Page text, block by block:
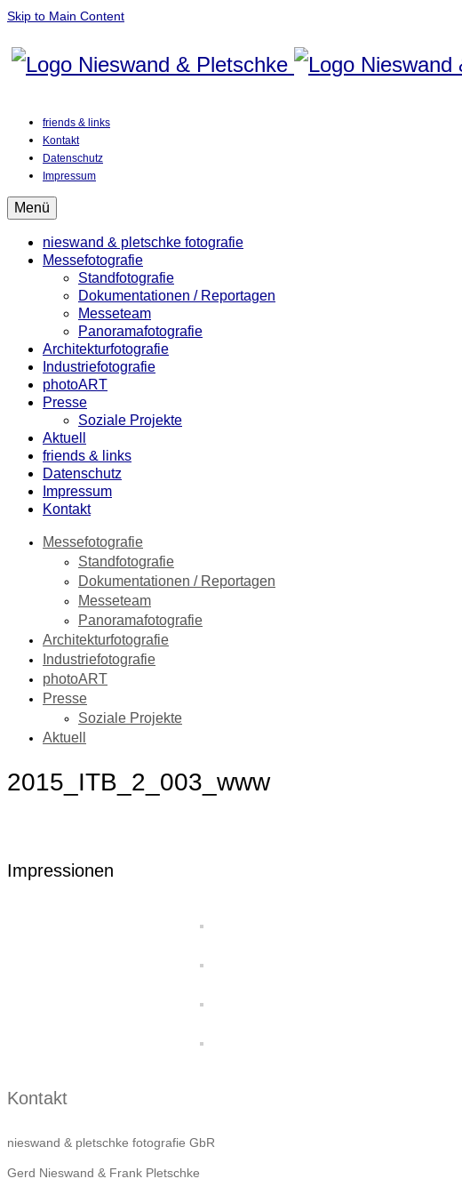
Skip to Main Content
friends & links
Kontakt
Datenschutz
Impressum
Menü
nieswand & pletschke fotografie
Messefotografie
Standfotografie
Dokumentationen / Reportagen
Messeteam
Panoramafotografie
Architekturfotografie
Industriefotografie
photoART
Presse
Soziale Projekte
Aktuell
friends & links
Datenschutz
Impressum
Kontakt
Messefotografie
Standfotografie
Dokumentationen / Reportagen
Messeteam
Panoramafotografie
Architekturfotografie
Industriefotografie
photoART
Presse
Soziale Projekte
Aktuell
2015_ITB_2_003_www
Impressionen
Kontakt
nieswand & pletschke fotografie GbR
Gerd Nieswand & Frank Pletschke